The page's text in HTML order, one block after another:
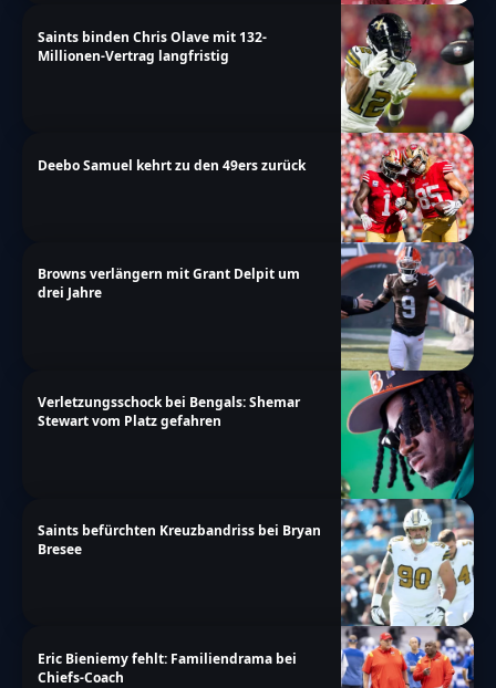
Saints binden Chris Olave mit 132-
Millionen-Vertrag langfristig
Deebo Samuel kehrt zu den 49ers zurück
Browns verlängern mit Grant Delpit um
drei Jahre
Verletzungsschock bei Bengals: Shemar
Stewart vom Platz gefahren
Saints befürchten Kreuzbandriss bei Bryan
Bresee
Eric Bieniemy fehlt: Familiendrama bei
Chiefs-Coach